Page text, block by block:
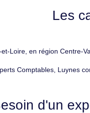
Les
Loire, en région Centre-
Comptables, Luynes
d'un